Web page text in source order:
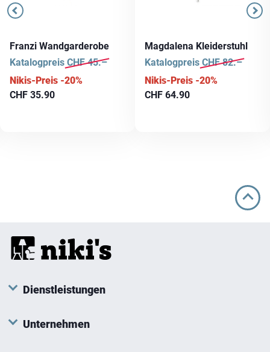
Franzi Wandgarderobe
Katalogpreis CHF45.–
Nikis-Preis -20%
CHF 35.90
Magdalena Kleiderstuhl
Katalogpreis CHF82.–
Nikis-Preis -20%
CHF 64.90
Dienstleistungen
Unternehmen